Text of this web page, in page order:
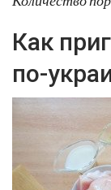
Как
по-